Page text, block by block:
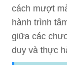
cách mượt
hành trình
giữa các
duy và thực